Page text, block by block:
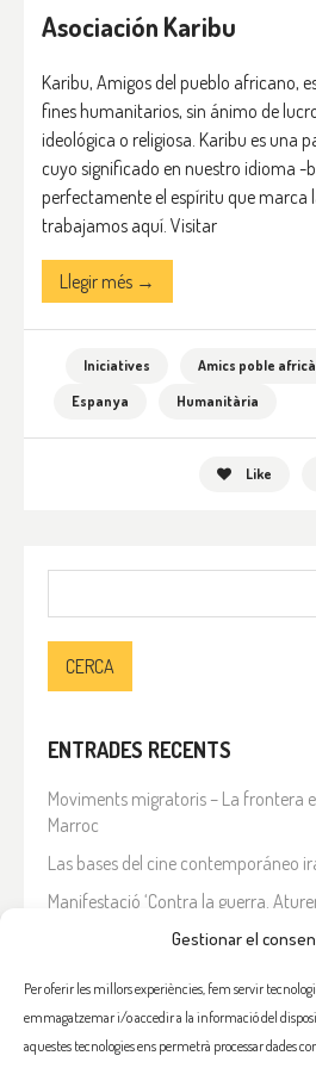
Gestionar el
Per oferir les millors experiències, fem servir
emmagatzemar i/o accedir a la informació del
aquestes tecnologies ens permetrà processar dades
Asociación Karibu
Karibu, Amigos del pueblo africano,
fines humanitarios, sin ánimo de
ideológica o religiosa. Karibu es una
cuyo significado en nuestro idioma -
perfectamente el espíritu que marca
trabajamos aquí. Visitar
Llegir més →
Iniciatives Amics poble africà
Espanya
Humanitària
Like
ENTRADES RECENTS
Moviments migratoris – La frontera
Marroc
Las bases del cine contemporáneo
Manifestació ‘Contra la guerra.
En solidaritat amb el Líban
Què està passant a l’Iran?
COMENTARIS RECENTS